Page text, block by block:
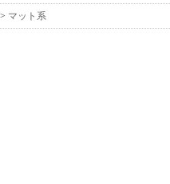
> マット系